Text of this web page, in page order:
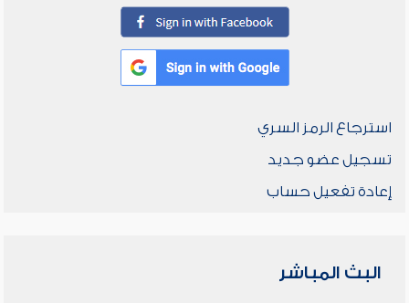
استرجاع الرمز السري
تسجيل عضو جديد
إعادة تفعيل حساب
البث المباشر